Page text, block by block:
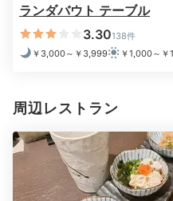
ランダバウト テーブル
3.30138件
￥3,000～￥3,999
￥1,000～￥
周辺レストラン